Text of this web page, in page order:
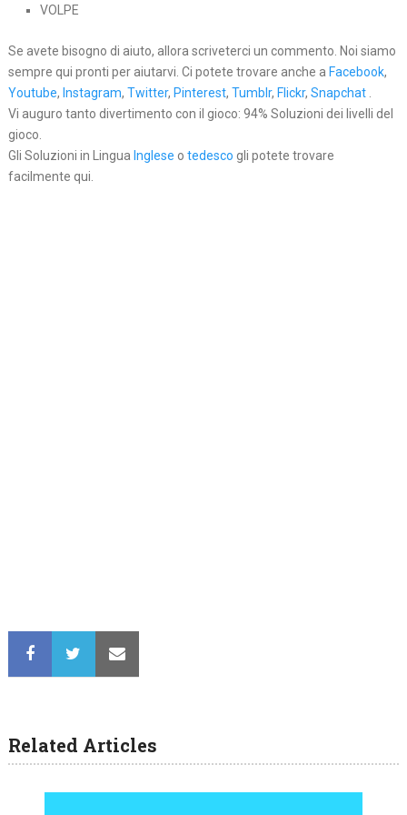
VOLPE
Se avete bisogno di aiuto, allora scriveterci un commento. Noi siamo
sempre qui pronti per aiutarvi. Ci potete trovare anche a Facebook,
Youtube, Instagram, Twitter, Pinterest, Tumblr, Flickr, Snapchat.
Vi auguro tanto divertimento con il gioco: 94% Soluzioni dei livelli del
gioco.
Gli Soluzioni in Lingua Inglese o tedesco gli potete trovare
facilmente qui.
Related Articles